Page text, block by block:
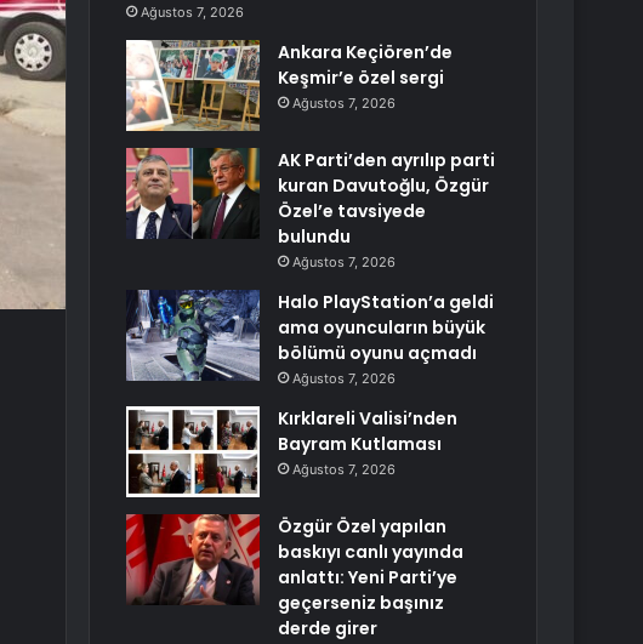
Ağustos 7, 2026
Ankara Keçiören’de
Keşmir’e özel sergi
Ağustos 7, 2026
AK Parti’den ayrılıp parti
kuran Davutoğlu, Özgür
Özel’e tavsiyede
bulundu
Ağustos 7, 2026
Halo PlayStation’a geldi
ama oyuncuların büyük
bölümü oyunu açmadı
Ağustos 7, 2026
Kırklareli Valisi’nden
Bayram Kutlaması
Ağustos 7, 2026
Özgür Özel yapılan
baskıyı canlı yayında
anlattı: Yeni Parti’ye
geçerseniz başınız
derde girer